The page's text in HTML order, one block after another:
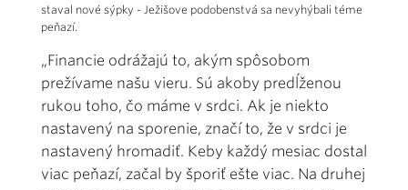
staval nové sýpky - Ježišove podobenstvá sa nevyhýbali téme
peňazí.
„Financie odrážajú to, akým spôsobom
prežívame našu vieru. Sú akoby predĺženou
rukou toho, čo máme v srdci. Ak je niekto
nastavený na sporenie, značí to, že v srdci je
nastavený hromadiť. Keby každý mesiac dostal
viac peňazí, začal by šporiť ešte viac. Na druhej